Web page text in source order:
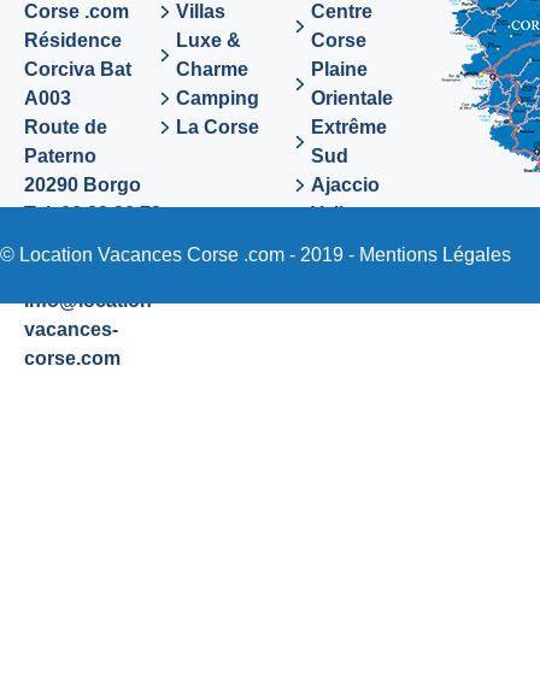
Corse .com
Résidence
Corciva Bat
A003
Route de
Paterno
20290 Borgo
Tel. 06 89 36 72
info@location-
vacances-
corse.com
Villas
Luxe &
Charme
Camping
La Corse
Centre
Corse
Plaine
Orientale
Extrême
Sud
Ajaccio
Valinco
Sartene
© Location Vacances Corse .com - 2019 - Mentions Légales